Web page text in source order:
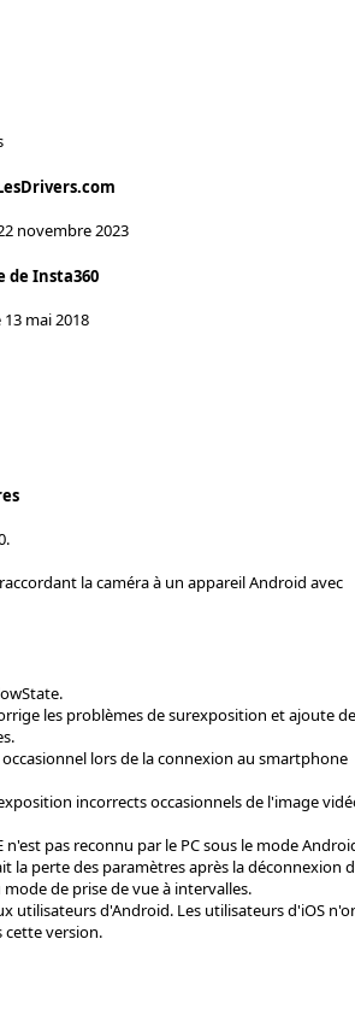
novembre 2023
de Insta360
mai 2018
la caméra à un appareil Android avec
les problèmes de surexposition et ajoute
lors de la connexion au smartphone
incorrects occasionnels de l'image
pas reconnu par le PC sous le mode
la perte des paramètres après la déconnexion
de prise de vue à intervalles.
utilisateurs d'Android. Les utilisateurs d'iOS
cette version.